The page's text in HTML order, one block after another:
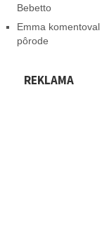
Bebetto
Emma komentoval
pôrode
REKLAMA